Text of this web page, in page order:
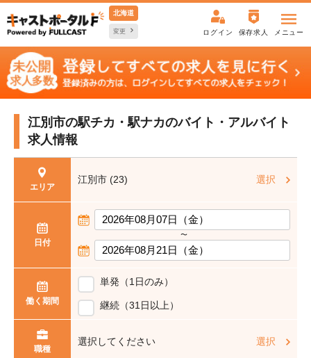
北海道
変更 ログイン 保存求人 メニュー
江別市の駅チカ・駅ナカのバイト・アルバイト
求人情報
エリア
江別市 (23) 選択
日付
〜
働く期間
単発（1日のみ）
継続（31日以上）
職種
選択してください 選択